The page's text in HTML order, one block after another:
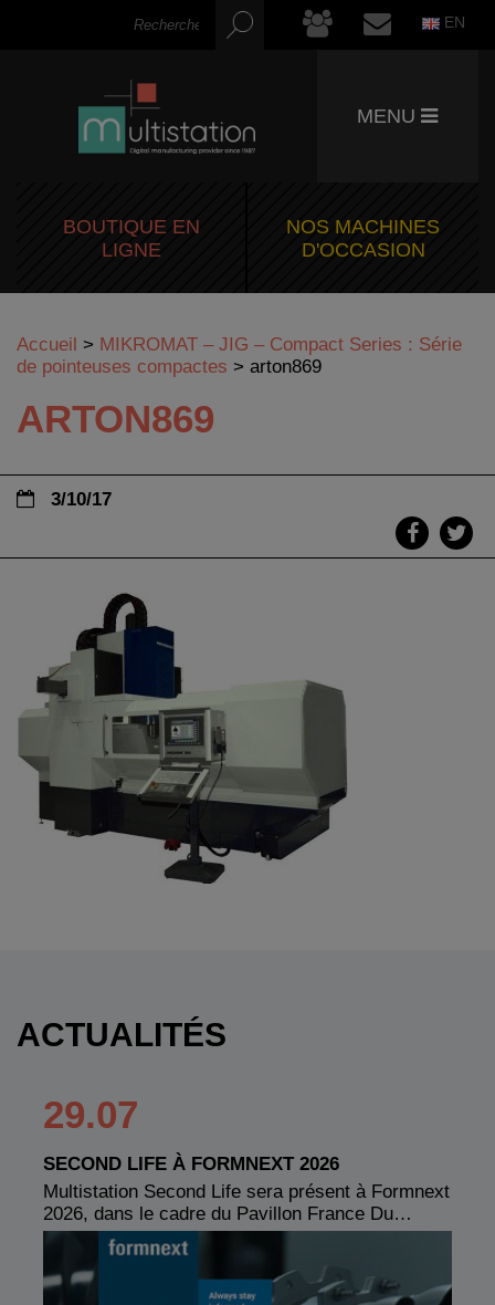
EN
MENU
BOUTIQUE EN
LIGNE
NOS MACHINES
D'OCCASION
Accueil > MIKROMAT – JIG – Compact Series : Série
de pointeuses compactes > arton869
ARTON869
3/10/17
ACTUALITÉS
29.07
SECOND LIFE À FORMNEXT 2026
Multistation Second Life sera présent à Formnext
2026, dans le cadre du Pavillon France Du…